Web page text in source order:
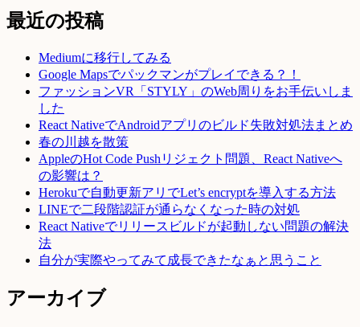
最近の投稿
Mediumに移行してみる
Google Mapsでパックマンがプレイできる？！
ファッションVR「STYLY」のWeb周りをお手伝いしま
した
React NativeでAndroidアプリのビルド失敗対処法まとめ
春の川越を散策
AppleのHot Code Pushリジェクト問題、React Nativeへ
の影響は？
Herokuで自動更新アリでLet’s encryptを導入する方法
LINEで二段階認証が通らなくなった時の対処
React Nativeでリリースビルドが起動しない問題の解決
法
自分が実際やってみて成長できたなぁと思うこと
アーカイブ